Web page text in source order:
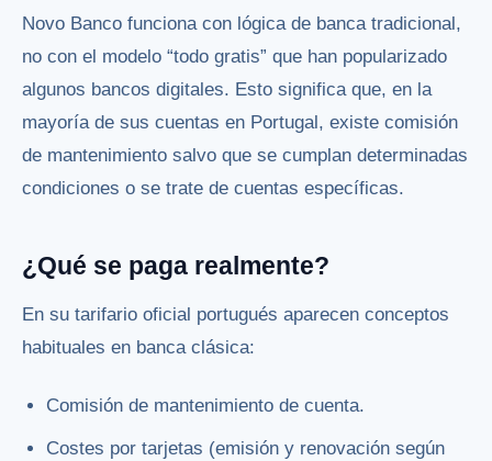
Novo Banco funciona con lógica de banca tradicional,
no con el modelo “todo gratis” que han popularizado
algunos bancos digitales. Esto significa que, en la
mayoría de sus cuentas en Portugal, existe comisión
de mantenimiento salvo que se cumplan determinadas
condiciones o se trate de cuentas específicas.
¿Qué se paga realmente?
En su tarifario oficial portugués aparecen conceptos
habituales en banca clásica:
Comisión de mantenimiento de cuenta.
Costes por tarjetas (emisión y renovación según